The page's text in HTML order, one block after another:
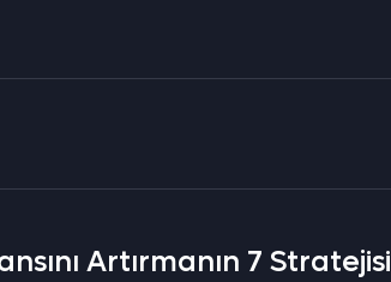
Artırmanın 7 Stratejisi